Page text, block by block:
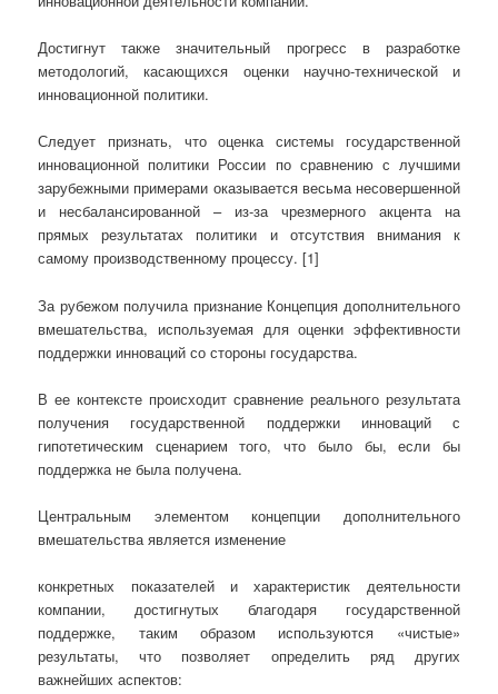
Достигнут также значительный прогресс в разработке
методологий, касающихся оценки научно-технической и
инновационной политики.
Следует признать, что оценка системы государственной
инновационной политики России по сравнению с лучшими
зарубежными примерами оказывается весьма несовершенной
и несбалансированной – из-за чрезмерного акцента на
прямых результатах политики и отсутствия внимания к
самому производственному процессу. [1]
За рубежом получила признание Концепция дополнительного
вмешательства, используемая для оценки эффективности
поддержки инноваций со стороны государства.
В ее контексте происходит сравнение реального результата
получения государственной поддержки инноваций с
гипотетическим сценарием того, что было бы, если бы
поддержка не была получена.
Центральным элементом концепции дополнительного
вмешательства является изменение
конкретных показателей и характеристик деятельности
компании, достигнутых благодаря государственной
поддержке, таким образом используются «чистые»
результаты, что позволяет определить ряд других
важнейших аспектов: